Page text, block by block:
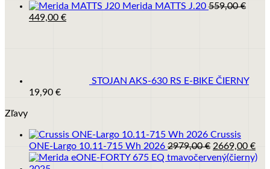
129,90 €.114,90 €.
Merida MATTS J.20 559,00€
Pôvodná
449,00 €Aktuálna
STOJAN AKS-630 RS E-BIKE ČIERNY
19,90 €
Zľavy
Crussis
ONE-Largo 10.11-715 Wh 2026 2979,00€ Pôvodná
cena
2669,00 €